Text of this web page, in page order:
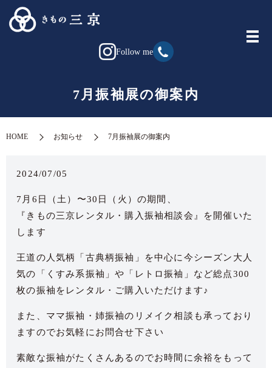
Follow me
7月振袖展の御案内
HOME お知らせ 7月振袖展の御案内
2024/07/05
7月6日（土）〜30日（火）の期間、
『きもの三京レンタル・購入振袖相談会』を開催いた
します
王道の人気柄「古典柄振袖」を中心に今シーズン大人
気の「くすみ系振袖」や「レトロ振袖」など総点300
枚の振袖をレンタル・ご購入いただけます♪
また、ママ振袖・姉振袖のリメイク相談も承っており
ますのでお気軽にお問合せ下さい
素敵な振袖がたくさんあるのでお時間に余裕をもって